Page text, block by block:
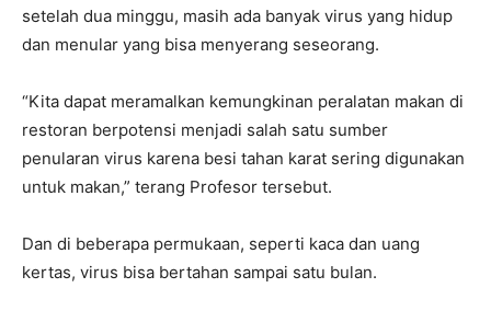
setelah dua minggu, masih ada banyak virus yang hidup
dan menular yang bisa menyerang seseorang.
“Kita dapat meramalkan kemungkinan peralatan makan di
restoran berpotensi menjadi salah satu sumber
penularan virus karena besi tahan karat sering digunakan
untuk makan,” terang Profesor tersebut.
Dan di beberapa permukaan, seperti kaca dan uang
kertas, virus bisa bertahan sampai satu bulan.